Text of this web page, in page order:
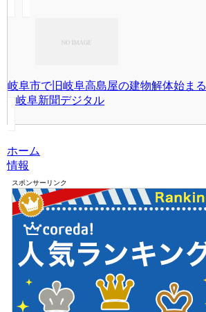
岐阜市で旧岐阜高島屋の建物解体始まる
– 岐阜新聞デジタル
ホーム
情報
スポンサーリンク